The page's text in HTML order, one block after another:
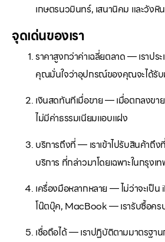
เกษตรนวมินทร์, เสนานิคม และวังหิน
จุดเด่นของเรา
ราคาสูงกว่าค่าเฉลี่ยตลาด — เราปร
คุณมั่นใจว่าอุปกรณ์ของคุณจะได้รั
เงินสดทันทีเมื่อขาย — เมื่อตกลงขาย
ไม่มีค่าธรรมเนียมแอบแฝง
บริการถึงที่ — เราเข้าไปรับสินค้าถึง
บริการ ที่กล่าวมาโดยเฉพาะในกรุงเ
เครื่องมือหลากหลาย — ไม่ว่าจะเป็
โน๊ตบุ๊ค, MacBook — เรารับซื้อคร
เชื่อถือได้ — เราปฏิบัติตามมาตรฐา